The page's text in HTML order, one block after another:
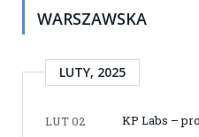
WARSZAWSKA
LUTY, 2025
LUT 02 KP Labs –